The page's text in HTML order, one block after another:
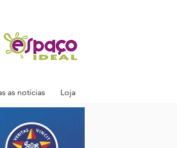
as notícias Loja